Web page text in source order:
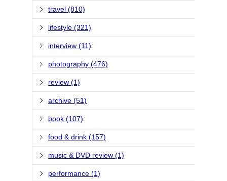
travel (810)
lifestyle (321)
interview (11)
photography (476)
review (1)
archive (51)
book (107)
food & drink (157)
music & DVD review (1)
performance (1)